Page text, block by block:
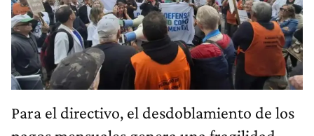
Para el directivo, el desdoblamiento de los